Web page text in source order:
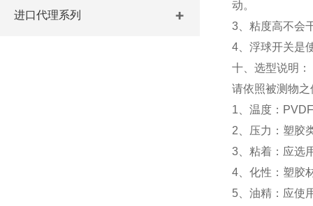
进口代理系列
动。
3、粘度高不会
4、浮球开关是
十、选型说明：
请依照被测物
1、温度：
2、压力：塑胶
3、粘着：应选
4、化性：塑胶
5、油精：应使